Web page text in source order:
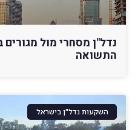
התשואה
השקעות נדל"ן בישראל